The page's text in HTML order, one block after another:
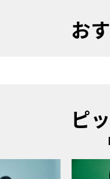
お
ピ